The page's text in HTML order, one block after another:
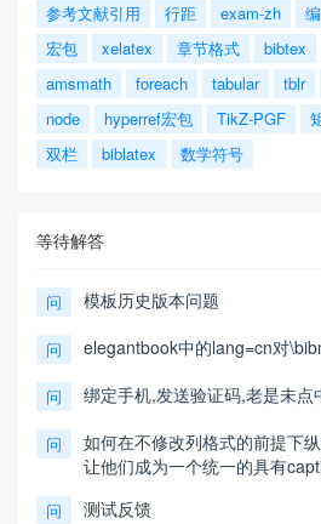
参考文献引用
行距 exam-zh
宏包
xelatex 章节格式 bibtex
amsmath
foreach tabular tblr
node
hyperref宏包 TikZ-PGF
双栏
biblatex 数学符号
等待解答
问 模板历史版本问题
问 elegantbook中的lang=cn对
问 绑定手机,发送验证码,老是未点
问
如何在不修改列格式的前提下
让他们成为一个统一的具有
问 测试反馈